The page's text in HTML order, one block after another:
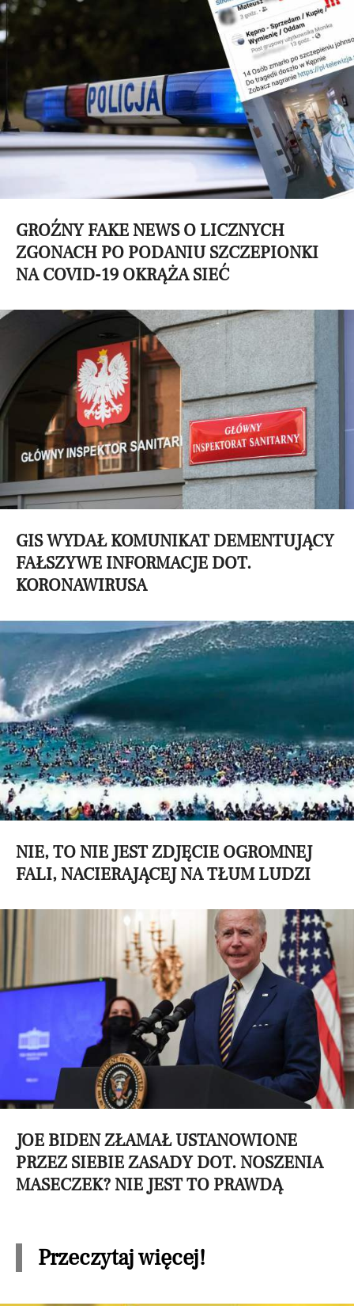
GROŹNY FAKE NEWS O LICZNYCH
ZGONACH PO PODANIU SZCZEPIONKI
NA COVID-19 OKRĄŻA SIEĆ
GIS WYDAŁ KOMUNIKAT DEMENTUJĄCY
FAŁSZYWE INFORMACJE DOT.
KORONAWIRUSA
NIE, TO NIE JEST ZDJĘCIE OGROMNEJ
FALI, NACIERAJĄCEJ NA TŁUM LUDZI
JOE BIDEN ZŁAMAŁ USTANOWIONE
PRZEZ SIEBIE ZASADY DOT. NOSZENIA
MASECZEK? NIE JEST TO PRAWDĄ
Przeczytaj więcej!